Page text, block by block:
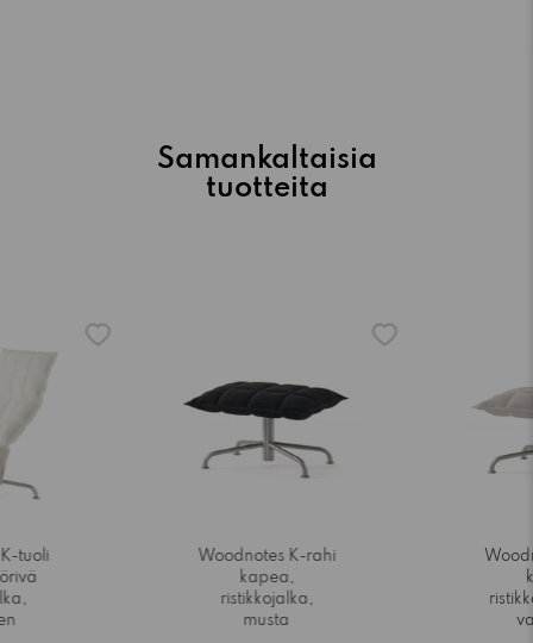
Samankaltaisia
tuotteita
tuoli
Woodnotes K-rahi
kapea,
ristikkojalka,
musta